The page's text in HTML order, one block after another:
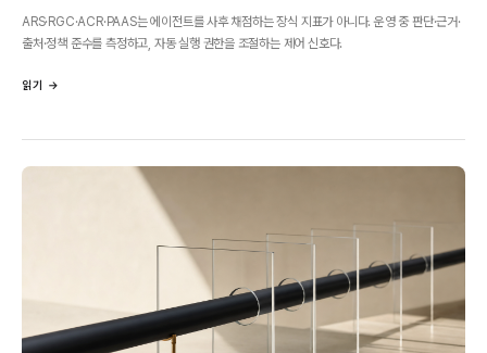
ARS·RGC·ACR·PAAS는 에이전트를 사후 채점하는 장식 지표가 아니다. 운영 중 판단·근거·
출처·정책 준수를 측정하고, 자동 실행 권한을 조절하는 제어 신호다.
읽기 →